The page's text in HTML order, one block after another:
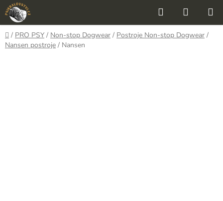
Přejít
na
obsah
Hledat
KOŠÍK
Domů
/ PRO PSY / Non-stop Dogwear / Postroje Non-stop Dogwear /
Nansen postroje / Nansen